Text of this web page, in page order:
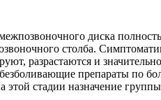
диска
столба.
разрастаются и
препараты по
стадии назначение